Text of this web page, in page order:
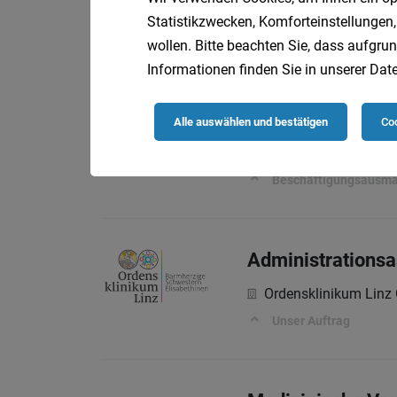
JBA –
Diplomierte/r
Ordensklinikum Linz
Unser Auftrag
Statistikzwecken,
wollen. Bitte beachten Sie, dass
Informationen finden Sie in unserer
Alle auswählen und bestätigen